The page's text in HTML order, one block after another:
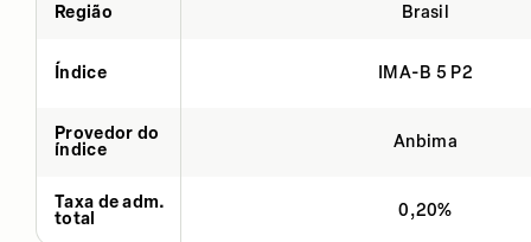
Região Brasil
Índice IMA-B 5 P2
Provedor do
índice
Anbima
Taxa de adm.
total
0,20%